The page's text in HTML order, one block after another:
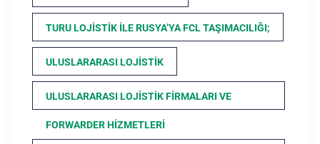
TURU LOJISTIK ILE RUSYA’YA FCL TAŞIMACILIĞI;
ULUSLARARASI LOJISTIK
ULUSLARARASI LOJISTIK FIRMALARI VE
FORWARDER HIZMETLERI